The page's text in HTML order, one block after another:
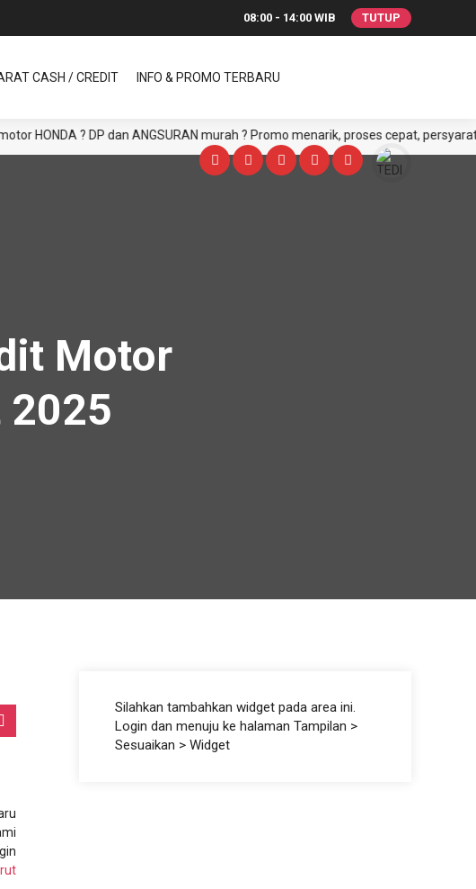
08:00 - 14:00 WIB TUTUP
CASH / CREDIT INFO & PROMO TERBARU
? DP dan ANGSURAN murah ? Promo menarik, proses cepat, persyaratan
Motor
2025
Silahkan tambahkan widget pada area ini.
Login dan menuju ke halaman Tampilan >
Sesuaikan > Widget